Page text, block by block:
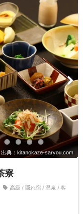
出典：kitanokaze-saryou.com
寮
高級 / 隠れ宿 / 温泉 / 客